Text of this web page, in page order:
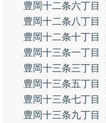
豊岡十二条六丁目
豊岡十二条八丁目
豊岡十二条十丁目
豊岡十三条一丁目
豊岡十三条三丁目
豊岡十三条五丁目
豊岡十三条七丁目
豊岡十三条九丁目